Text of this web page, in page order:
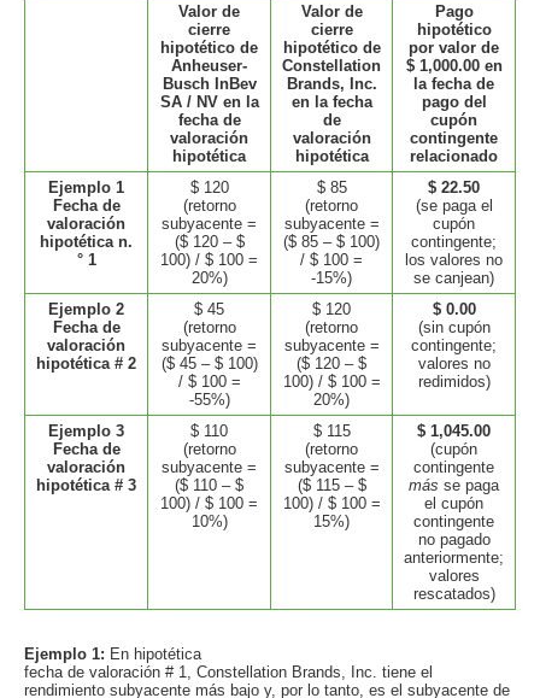
Valor de
cierre
hipotético de
Anheuser-
Busch InBev
SA / NV en la
fecha de
valoración
hipotética
Valor de
cierre
hipotético de
Constellation
Brands, Inc.
en la fecha
de
valoración
hipotética
Pago
hipotético
por valor de
$ 1,000.00 en
la fecha de
pago del
cupón
contingente
relacionado
Ejemplo 1
Fecha de
valoración
hipotética n.
° 1
$ 120
(retorno
subyacente =
($ 120 – $
100) / $ 100 =
20%)
$ 85
(retorno
subyacente =
($ 85 – $ 100)
/ $ 100 =
-15%)
$ 22.50
(se paga el
cupón
contingente;
los valores no
se canjean)
Ejemplo 2
Fecha de
valoración
hipotética # 2
$ 45
(retorno
subyacente =
($ 45 – $ 100)
/ $ 100 =
-55%)
$ 120
(retorno
subyacente =
($ 120 – $
100) / $ 100 =
20%)
$ 0.00
(sin cupón
contingente;
valores no
redimidos)
Ejemplo 3
Fecha de
valoración
hipotética # 3
$ 110
(retorno
subyacente =
($ 110 – $
100) / $ 100 =
10%)
$ 115
(retorno
subyacente =
($ 115 – $
100) / $ 100 =
15%)
$ 1,045.00
(cupón
contingente
más se paga
el cupón
contingente
no pagado
anteriormente;
valores
rescatados)
Ejemplo 1: En hipotética
fecha de valoración # 1, Constellation Brands, Inc. tiene el
rendimiento subyacente más bajo y, por lo tanto, es el subyacente de